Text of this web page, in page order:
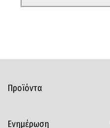
Προϊόντα
Ενημέρωση